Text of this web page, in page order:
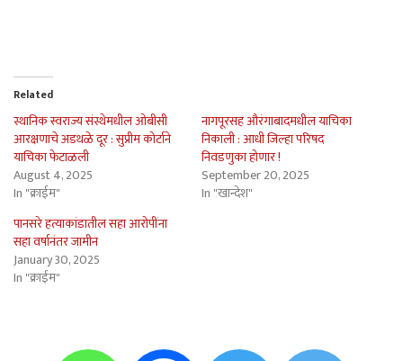
Related
स्थानिक स्वराज्य संस्थेमधील ओबीसी
आरक्षणाचे अडथळे दूर : सुप्रीम कोर्टाने
याचिका फेटाळली
August 4, 2025
In "क्राईम"
नागपूरसह औरंगाबादमधील याचिका
निकाली : आधी जिल्हा परिषद
निवडणुका होणार !
September 20, 2025
In "खान्देश"
पानसरे हत्याकांडातील सहा आरोपींना
सहा वर्षानंतर जामीन
January 30, 2025
In "क्राईम"